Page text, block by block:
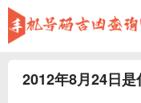
2012年8月24日是